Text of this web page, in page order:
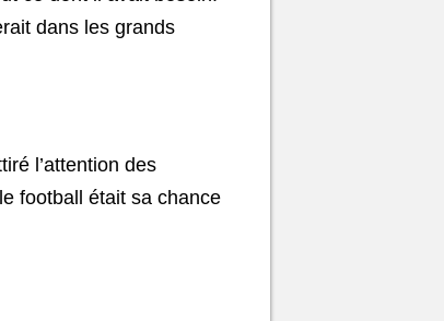
dans les grands
l’attention des
football était sa chance